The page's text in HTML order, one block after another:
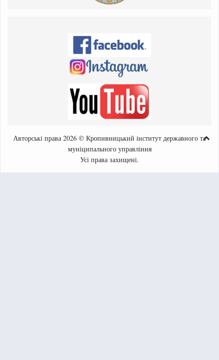
Авторські права 2026 © Кропивницький інститут державного та
муніципального управління
Усі права захищені.